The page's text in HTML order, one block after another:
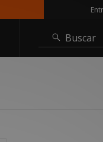
Buscar